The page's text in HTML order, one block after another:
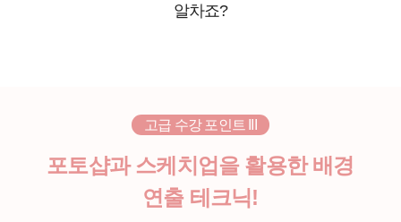
알차죠?
고급 수강 포인트 III
포토샵과 스케치업을 활용한 배경
연출 테크닉!